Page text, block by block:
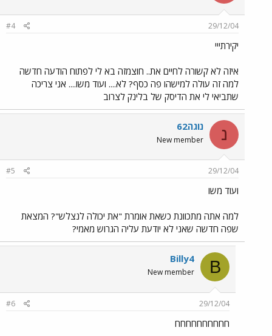
29/12/04
#4
יקירתייי
איזה לא קשורה לחיים את.. חוצמזה בא לי לפתוח הודעה חדשה
למה זה עולה למישהו פה כסף? לא.... ועוד משו.... אני צריכה
שתביאי לי את הדיסק של בלינק לצרוב
נ נוגה62
New member
29/12/04
#5
ועוד משו
למה אתה מתכוונת כשאת אומרת "את יכולה לנצלש"? המצאת
שפה חדשה שאני לא יודעת עליה הגרוש מאמי?
B
Billy4
New member
29/12/04
#6
חחחחחחחחחח